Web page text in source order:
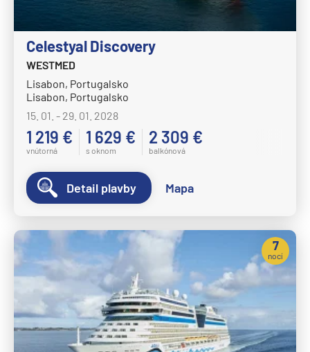
Norwegian Dawn
Norwegian Encore
Norwegian Epic
Norwegian Escape
Norwegian Gem
Norwegian Getaway
Norwegian Jade
Norwegian Jewel
Norwegian Joy
Norwegian Pearl
Norwegian Prima
Norwegian Sky
Norwegian Spirit
Norwegian Star
Celestyal Discovery
WESTMED
Lisabon, Portugalsko
Lisabon, Portugalsko
15. 01. - 29. 01. 2028
1 219 €
vnútorná
1 629 €
s oknom
2 309 €
balkónová
Detail plavby Mapa
7
nocí